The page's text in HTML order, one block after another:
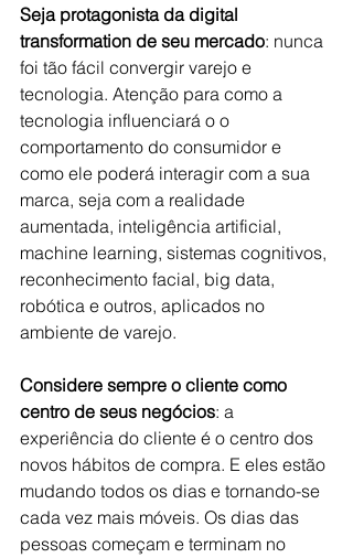
Seja protagonista da digital
transformation de seu mercado: nunca
foi tão fácil convergir varejo e
tecnologia. Atenção para como a
tecnologia influenciará o o
comportamento do consumidor e
como ele poderá interagir com a sua
marca, seja com a realidade
aumentada, inteligência artificial,
machine learning, sistemas cognitivos,
reconhecimento facial, big data,
robótica e outros, aplicados no
ambiente de varejo.
Considere sempre o cliente como
centro de seus negócios: a
experiência do cliente é o centro dos
novos hábitos de compra. E eles estão
mudando todos os dias e tornando-se
cada vez mais móveis. Os dias das
pessoas começam e terminam no